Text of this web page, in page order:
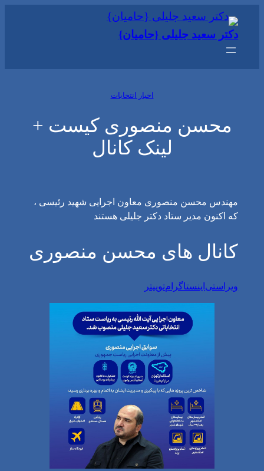
محتوا
دکتر سعید جلیلی {حامیان}
اخبار انتخابات
محسن منصوری کیست +
لینک کانال
مهندس محسن منصوری معاون اجرایی شهید رئیسی ،
که اکنون مدیر ستاد دکتر جلیلی هستند
کانال های محسن منصوری
ویراستی اینستاگرامتوییتر